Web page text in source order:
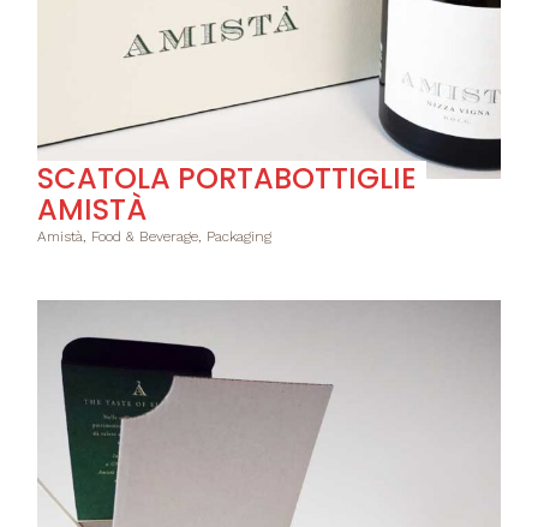
SCATOLA PORTABOTTIGLIE
AMISTÀ
Amistà, Food & Beverage, Packaging